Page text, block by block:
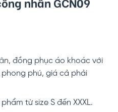
đồng phục áo khoác với
phú, giá cả phải
từ size S đến XXXL.